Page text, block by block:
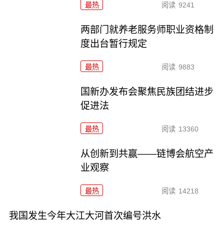
最热 阅读 9241
两部门就养老服务师职业资格制
度出台暂行规定
最热 阅读 9883
国新办发布会聚焦民族团结进步
促进法
最热 阅读 13360
从创新到共赢——链博会航空产
业观察
最热 阅读 14218
我国发生今年大江大河首次编号洪水